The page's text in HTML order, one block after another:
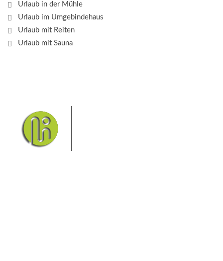
Urlaub in der Mühle
Urlaub im Umgebindehaus
Urlaub mit Reiten
Urlaub mit Sauna